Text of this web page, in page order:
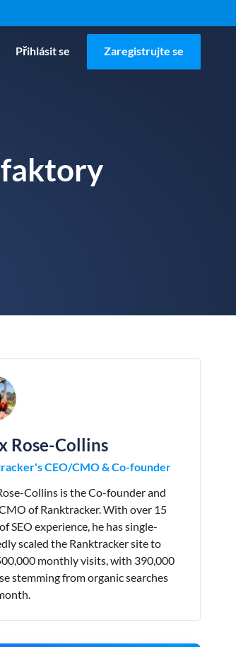
Přihlásit se Zaregistrujte se
faktory
Rose-Collins
CEO/CMO & Co-founder
Collins is the Co-founder and
of Ranktracker. With over 15
SEO experience, he has single-
scaled the Ranktracker site to
monthly visits, with 390,000
stemming from organic searches